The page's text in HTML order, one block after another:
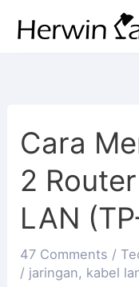
Cara
2
LAN
47 Comments /
/ jaringan, kabel